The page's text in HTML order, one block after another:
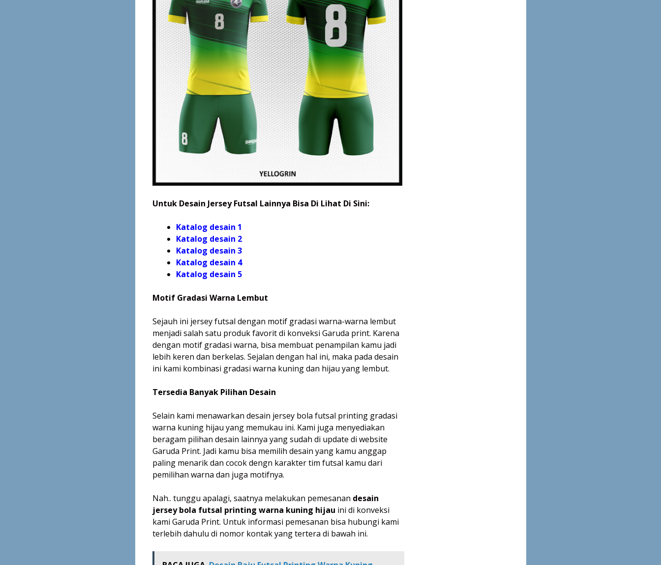
Untuk Desain Jersey Futsal Lainnya Bisa Di Lihat Di Sini:
Katalog desain 1
Katalog desain 2
Katalog desain 3
Katalog desain 4
Katalog desain 5
Motif Gradasi Warna Lembut
Sejauh ini jersey futsal dengan motif gradasi warna-warna lembut
menjadi salah satu produk favorit di konveksi Garuda print. Karena
dengan motif gradasi warna, bisa membuat penampilan kamu jadi
lebih keren dan berkelas. Sejalan dengan hal ini, maka pada desain
ini kami kombinasi gradasi warna kuning dan hijau yang lembut.
Tersedia Banyak Pilihan Desain
Selain kami menawarkan desain jersey bola futsal printing gradasi
warna kuning hijau yang memukau ini. Kami juga menyediakan
beragam pilihan desain lainnya yang sudah di update di website
Garuda Print. Jadi kamu bisa memilih desain yang kamu anggap
paling menarik dan cocok dengn karakter tim futsal kamu dari
pemilihan warna dan juga motifnya.
Nah.. tunggu apalagi, saatnya melakukan pemesanan desain
jersey bola futsal printing warna kuning hijau ini di konveksi
kami Garuda Print. Untuk informasi pemesanan bisa hubungi kami
terlebih dahulu di nomor kontak yang tertera di bawah ini.